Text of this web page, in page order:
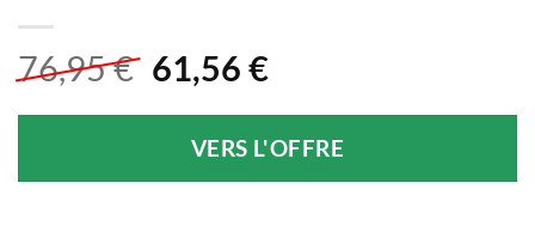
76,95€ Le
initial
était :
61,56 €Le
actuel
est :
VERS L'OFFRE